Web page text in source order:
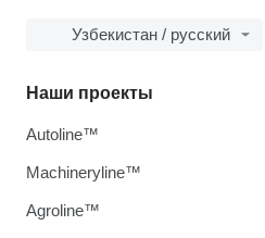
Узбекистан / русский
Наши проекты
Autoline™
Machineryline™
Agroline™